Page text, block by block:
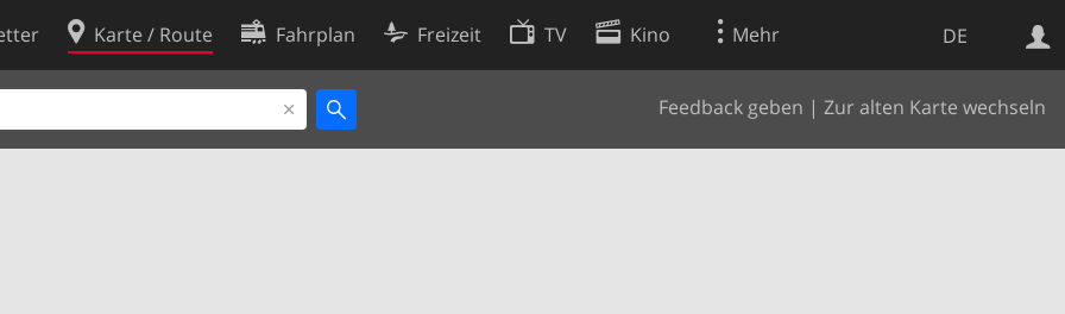
DE
Karte / Route Fahrplan Freizeit TV Kino Mehr
Feedback geben | Zur alten Karte wechseln
Websuche
Cookie-Richtlinie
Cookie-Einstellungen